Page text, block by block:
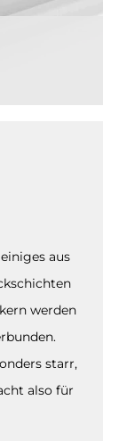
aus
werden
starr,
also für